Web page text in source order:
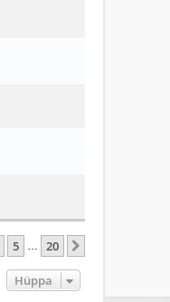
5 … 20
Hüppa